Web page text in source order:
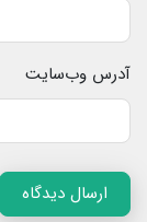
آدرس وب‌سایت
ارسال دیدگاه